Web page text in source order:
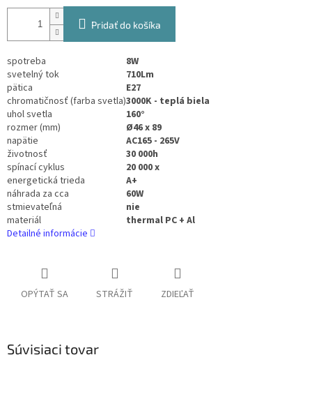
Pridať do košíka
spotreba
8W
svetelný tok
710Lm
pätica
E27
chromatičnosť (farba svetla)3000K - teplá biela
uhol svetla
160°
rozmer (mm)
Ø46 x 89
napätie
AC165 - 265V
životnosť
30 000h
spínací cyklus
20 000 x
energetická trieda
A+
náhrada za cca
60W
stmievateľná
nie
materiál
thermal PC + Al
Detailné informácie
OPÝTAŤ SA STRÁŽIŤ ZDIEĽAŤ
Súvisiaci tovar